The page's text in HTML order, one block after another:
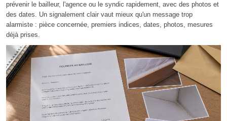
prévenir le bailleur, l'agence ou le syndic rapidement, avec des photos et
des dates. Un signalement clair vaut mieux qu'un message trop
alarmiste : pièce concernée, premiers indices, dates, photos, mesures
déjà prises.